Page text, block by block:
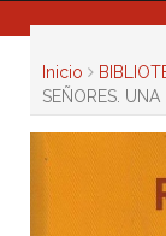
Inicio
SEÑORES.